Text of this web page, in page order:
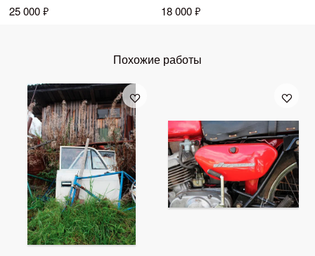
25 000 ₽ 18 000 ₽
Похожие работы